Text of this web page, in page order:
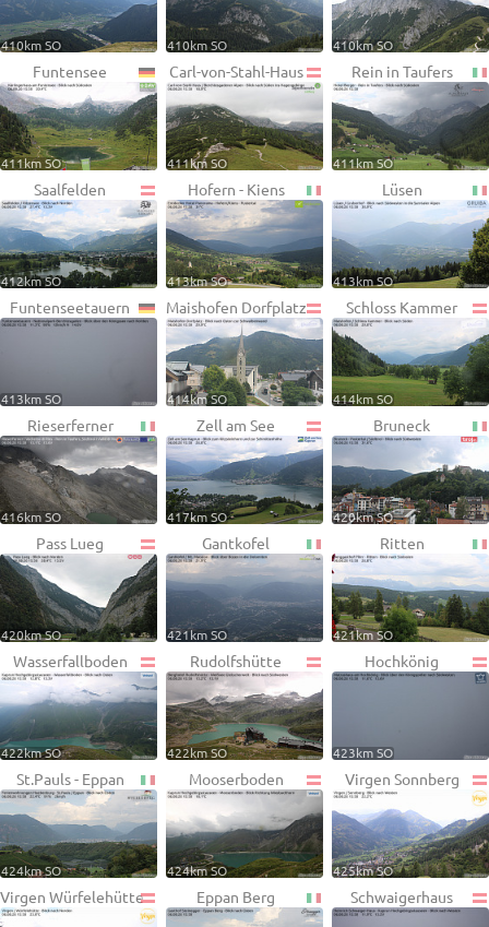
410km SO 410km SO 410km SO
Funtensee
411km SO
Carl-von-Stahl-Haus
411km SO
Rein in Taufers
411km SO
Saalfelden
412km SO
Hofern - Kiens
413km SO
Lüsen
413km SO
Funtenseetauern
413km SO
Maishofen Dorfplatz
414km SO
Schloss Kammer
414km SO
Rieserferner
416km SO
Zell am See
417km SO
Bruneck
420km SO
Pass Lueg
420km SO
Gantkofel
421km SO
Ritten
421km SO
Wasserfallboden
422km SO
Rudolfshütte
422km SO
Hochkönig
423km SO
St.Pauls - Eppan
424km SO
Mooserboden
424km SO
Virgen Sonnberg
425km SO
Virgen Würfelehütte Eppan Berg Schwaigerhaus